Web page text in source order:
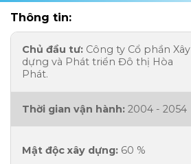
Thông tin:
Chủ đầu tư: Công ty Cổ phần Xây
dựng và Phát triển Đô thị Hòa
Phát.
Thời gian vận hành: 2004 - 2054
Mật độc xây dựng: 60 %